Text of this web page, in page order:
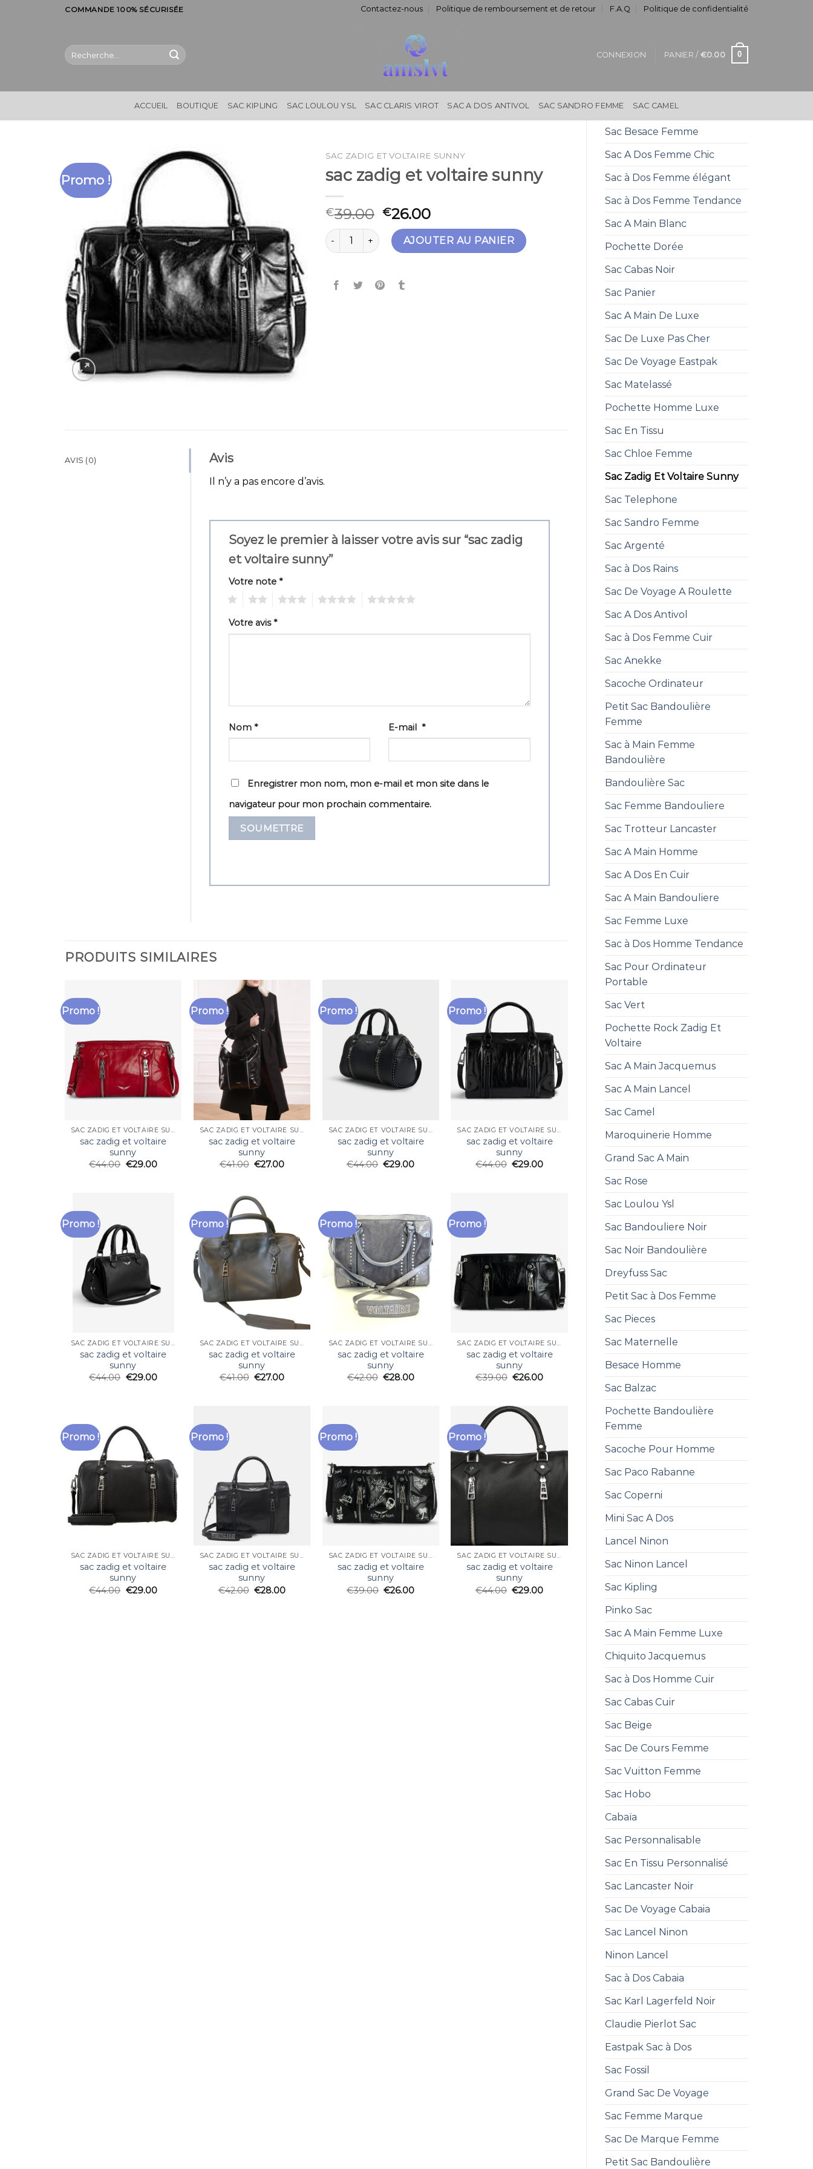
COMMANDE 100% SÉCURISÉE Contactez-nous Politique de remboursement et de retour F.A.Q Politique de confidentialité
Recherche
pour :
CONNEXION PANIER / €0.00 0
ACCUEIL BOUTIQUE SAC KIPLING SAC LOULOU YSL SAC CLARIS VIROT SAC A DOS ANTIVOL SAC SANDRO FEMME SAC CAMEL
Sac Besace Femme
Sac A Dos Femme Chic
Sac à Dos Femme élégant
Sac à Dos Femme Tendance
Sac A Main Blanc
Pochette Dorée
Sac Cabas Noir
Sac Panier
Sac A Main De Luxe
Sac De Luxe Pas Cher
Sac De Voyage Eastpak
Sac Matelassé
Pochette Homme Luxe
Sac En Tissu
Sac Chloe Femme
Sac Zadig Et Voltaire Sunny
Sac Telephone
Sac Sandro Femme
Sac Argenté
Sac à Dos Rains
Sac De Voyage A Roulette
Sac A Dos Antivol
Sac à Dos Femme Cuir
Sac Anekke
Sacoche Ordinateur
Petit Sac Bandoulière
Femme
Sac à Main Femme
Bandoulière
Bandoulière Sac
Sac Femme Bandouliere
Sac Trotteur Lancaster
Sac A Main Homme
Sac A Dos En Cuir
Sac A Main Bandouliere
Sac Femme Luxe
Sac à Dos Homme Tendance
Sac Pour Ordinateur
Portable
Sac Vert
Pochette Rock Zadig Et
Voltaire
Sac A Main Jacquemus
Sac A Main Lancel
Sac Camel
Maroquinerie Homme
Grand Sac A Main
Sac Rose
Sac Loulou Ysl
Sac Bandouliere Noir
Sac Noir Bandoulière
Dreyfuss Sac
Petit Sac à Dos Femme
Sac Pieces
Sac Maternelle
Besace Homme
Sac Balzac
Pochette Bandoulière
Femme
Sacoche Pour Homme
Sac Paco Rabanne
Sac Coperni
Mini Sac A Dos
Lancel Ninon
Sac Ninon Lancel
Sac Kipling
Pinko Sac
Sac A Main Femme Luxe
Chiquito Jacquemus
Sac à Dos Homme Cuir
Sac Cabas Cuir
Sac Beige
Sac De Cours Femme
Sac Vuitton Femme
Sac Hobo
Cabaïa
Sac Personnalisable
Sac En Tissu Personnalisé
Sac Lancaster Noir
Sac De Voyage Cabaia
Sac Lancel Ninon
Ninon Lancel
Sac à Dos Cabaia
Sac Karl Lagerfeld Noir
Claudie Pierlot Sac
Eastpak Sac à Dos
Sac Fossil
Grand Sac De Voyage
Sac Femme Marque
Sac De Marque Femme
Petit Sac Bandoulière
Promo !
SAC ZADIG ET VOLTAIRE SUNNY
sac zadig et voltaire sunny
€39.00 €26.00
quantité de sac zadig et voltaire sunny
AJOUTER AU PANIER
AVIS (0) Avis
Il n’y a pas encore d’avis.
Soyez le premier à laisser votre avis sur “sac zadig
et voltaire sunny”
Votre note *
Votre avis*
Nom * E-mail*
Enregistrer mon nom, mon e-mail et mon site dans le
navigateur pour mon prochain commentaire.
PRODUITS SIMILAIRES
Promo !
SAC ZADIG ET VOLTAIRE SUNNY
sac zadig et voltaire
sunny
€44.00 €29.00
Promo !
SAC ZADIG ET VOLTAIRE SUNNY
sac zadig et voltaire
sunny
€41.00 €27.00
Promo !
SAC ZADIG ET VOLTAIRE SUNNY
sac zadig et voltaire
sunny
€44.00 €29.00
Promo !
SAC ZADIG ET VOLTAIRE SUNNY
sac zadig et voltaire
sunny
€44.00 €29.00
Promo !
SAC ZADIG ET VOLTAIRE SUNNY
sac zadig et voltaire
sunny
€44.00 €29.00
Promo !
SAC ZADIG ET VOLTAIRE SUNNY
sac zadig et voltaire
sunny
€41.00 €27.00
Promo !
SAC ZADIG ET VOLTAIRE SUNNY
sac zadig et voltaire
sunny
€42.00 €28.00
Promo !
SAC ZADIG ET VOLTAIRE SUNNY
sac zadig et voltaire
sunny
€39.00 €26.00
Promo !
SAC ZADIG ET VOLTAIRE SUNNY
sac zadig et voltaire
sunny
€44.00 €29.00
Promo !
SAC ZADIG ET VOLTAIRE SUNNY
sac zadig et voltaire
sunny
€42.00 €28.00
Promo !
SAC ZADIG ET VOLTAIRE SUNNY
sac zadig et voltaire
sunny
€39.00 €26.00
Promo !
SAC ZADIG ET VOLTAIRE SUNNY
sac zadig et voltaire
sunny
€44.00 €29.00